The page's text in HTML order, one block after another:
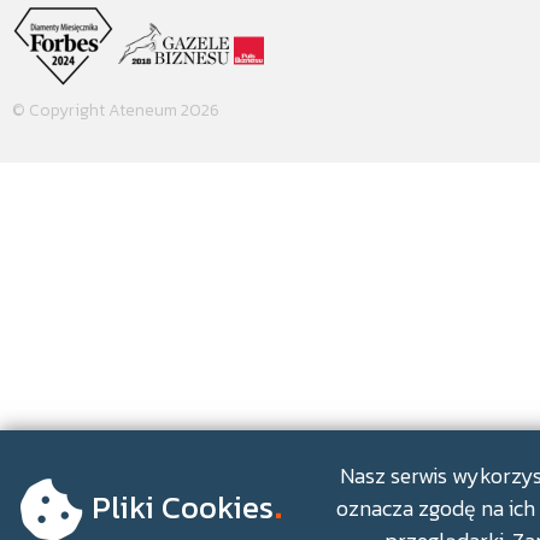
© Copyright Ateneum 2026
Pliki Cookies.
Nasz serwis
oznacza zgodę na